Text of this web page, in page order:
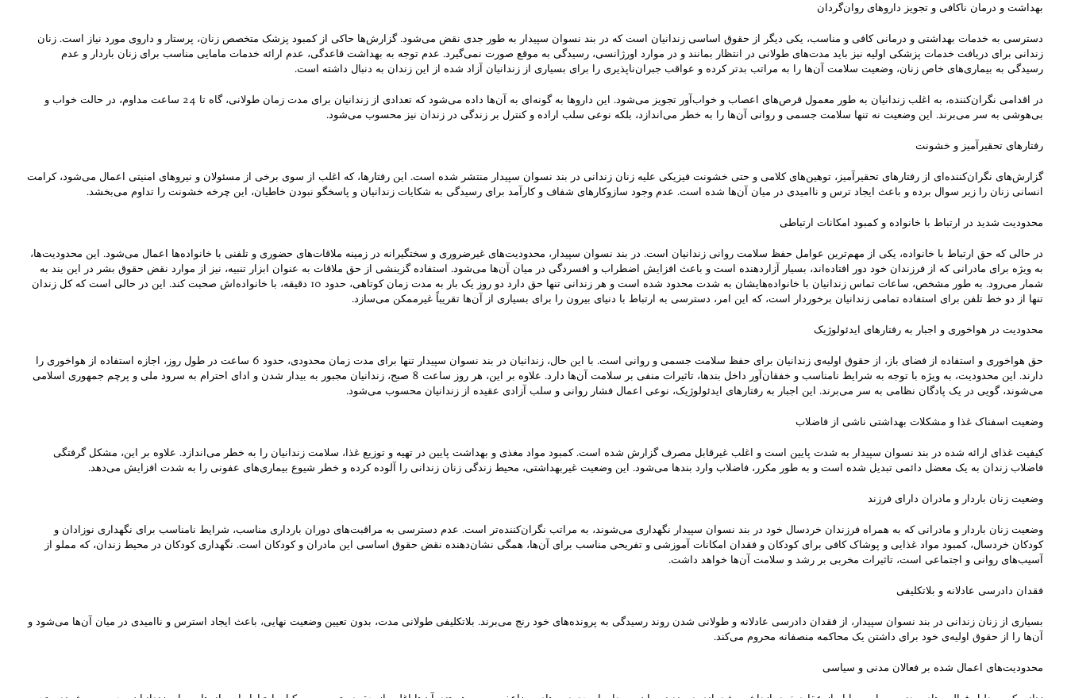
بهداشت و درمان ناکافی و تجویز داروهای روان‌گردان
دسترسی به خدمات بهداشتی و درمانی کافی و مناسب، یکی دیگر از حقوق اساسی زندانیان است که در بند نسوان سپیدار به طور جدی نقض می‌شود. گزارش‌ها حاکی از کمبود پزشک متخصص زنان، پرستار و داروی مورد نیاز است. زنان
زندانی برای دریافت خدمات پزشکی اولیه نیز باید مدت‌های طولانی در انتظار بمانند و در موارد اورژانسی، رسیدگی به موقع صورت نمی‌گیرد. عدم توجه به بهداشت قاعدگی، عدم ارائه خدمات مامایی مناسب برای زنان باردار و عدم
رسیدگی به بیماری‌های خاص زنان، وضعیت سلامت آن‌ها را به مراتب بدتر کرده و عواقب جبران‌ناپذیری را برای بسیاری از زندانیان آزاد شده از این زندان به دنبال داشته است.
در اقدامی نگران‌کننده، به اغلب زندانیان به طور معمول قرص‌های اعصاب و خواب‌آور تجویز می‌شود. این داروها به گونه‌ای به آن‌ها داده می‌شود که تعدادی از زندانیان برای مدت زمان طولانی، گاه تا 24 ساعت مداوم، در حالت خواب و
بی‌هوشی به سر می‌برند. این وضعیت نه تنها سلامت جسمی و روانی آن‌ها را به خطر می‌اندازد، بلکه نوعی سلب اراده و کنترل بر زندگی در زندان نیز محسوب می‌شود.
رفتارهای تحقیرآمیز و خشونت
گزارش‌های نگران‌کننده‌ای از رفتارهای تحقیرآمیز، توهین‌های کلامی و حتی خشونت فیزیکی علیه زنان زندانی در بند نسوان سپیدار منتشر شده است. این رفتارها، که اغلب از سوی برخی از مسئولان و نیروهای امنیتی اعمال می‌شود، کرامت
انسانی زنان را زیر سوال برده و باعث ایجاد ترس و ناامیدی در میان آن‌ها شده است. عدم وجود سازوکارهای شفاف و کارآمد برای رسیدگی به شکایات زندانیان و پاسخگو نبودن خاطیان، این چرخه خشونت را تداوم می‌بخشد.
محدودیت شدید در ارتباط با خانواده و کمبود امکانات ارتباطی
در حالی که حق ارتباط با خانواده، یکی از مهم‌ترین عوامل حفظ سلامت روانی زندانیان است. در بند نسوان سپیدار، محدودیت‌های غیرضروری و سختگیرانه در زمینه ملاقات‌های حضوری و تلفنی با خانواده‌ها اعمال می‌شود. این محدودیت‌ها،
به ویژه برای مادرانی که از فرزندان خود دور افتاده‌اند، بسیار آزاردهنده است و باعث افزایش اضطراب و افسردگی در میان آن‌ها می‌شود. استفاده گزینشی از حق ملاقات به عنوان ابزار تنبیه، نیز از موارد نقض حقوق بشر در این بند به
شمار می‌رود. به طور مشخص، ساعات تماس زندانیان با خانواده‌هایشان به شدت محدود شده است و هر زندانی تنها حق دارد دو روز یک بار به مدت زمان کوتاهی، حدود 10 دقیقه، با خانواده‌اش صحبت کند. این در حالی است که کل زندان
تنها از دو خط تلفن برای استفاده تمامی زندانیان برخوردار است، که این امر، دسترسی به ارتباط با دنیای بیرون را برای بسیاری از آن‌ها تقریباً غیرممکن می‌سازد.
محدودیت در هواخوری و اجبار به رفتارهای ایدئولوژیک
حق هواخوری و استفاده از فضای باز، از حقوق اولیه‌ی زندانیان برای حفظ سلامت جسمی و روانی است. با این حال، زندانیان در بند نسوان سپیدار تنها برای مدت زمان محدودی، حدود 6 ساعت در طول روز، اجازه استفاده از هواخوری را
دارند. این محدودیت، به ویژه با توجه به شرایط نامناسب و خفقان‌آور داخل بندها، تاثیرات منفی بر سلامت آن‌ها دارد. علاوه بر این، هر روز ساعت 8 صبح، زندانیان مجبور به بیدار شدن و ادای احترام به سرود ملی و پرچم جمهوری اسلامی
می‌شوند، گویی در یک پادگان نظامی به سر می‌برند. این اجبار به رفتارهای ایدئولوژیک، نوعی اعمال فشار روانی و سلب آزادی عقیده از زندانیان محسوب می‌شود.
وضعیت اسفناک غذا و مشکلات بهداشتی ناشی از فاضلاب
کیفیت غذای ارائه شده در بند نسوان سپیدار به شدت پایین است و اغلب غیرقابل مصرف گزارش شده است. کمبود مواد مغذی و بهداشت پایین در تهیه و توزیع غذا، سلامت زندانیان را به خطر می‌اندازد. علاوه بر این، مشکل گرفتگی
فاضلاب زندان به یک معضل دائمی تبدیل شده است و به طور مکرر، فاضلاب وارد بندها می‌شود. این وضعیت غیربهداشتی، محیط زندگی زنان زندانی را آلوده کرده و خطر شیوع بیماری‌های عفونی را به شدت افزایش می‌دهد.
وضعیت زنان باردار و مادران دارای فرزند
وضعیت زنان باردار و مادرانی که به همراه فرزندان خردسال خود در بند نسوان سپیدار نگهداری می‌شوند، به مراتب نگران‌کننده‌تر است. عدم دسترسی به مراقبت‌های دوران بارداری مناسب، شرایط نامناسب برای نگهداری نوزادان و
کودکان خردسال، کمبود مواد غذایی و پوشاک کافی برای کودکان و فقدان امکانات آموزشی و تفریحی مناسب برای آن‌ها، همگی نشان‌دهنده نقض حقوق اساسی این مادران و کودکان است. نگهداری کودکان در محیط زندان، که مملو از
آسیب‌های روانی و اجتماعی است، تاثیرات مخربی بر رشد و سلامت آن‌ها خواهد داشت.
فقدان دادرسی عادلانه و بلاتکلیفی
بسیاری از زنان زندانی در بند نسوان سپیدار، از فقدان دادرسی عادلانه و طولانی شدن روند رسیدگی به پرونده‌های خود رنج می‌برند. بلاتکلیفی طولانی مدت، بدون تعیین وضعیت نهایی، باعث ایجاد استرس و ناامیدی در میان آن‌ها می‌شود و
آن‌ها را از حقوق اولیه‌ی خود برای داشتن یک محاکمه منصفانه محروم می‌کند.
محدودیت‌های اعمال شده بر فعالان مدنی و سیاسی